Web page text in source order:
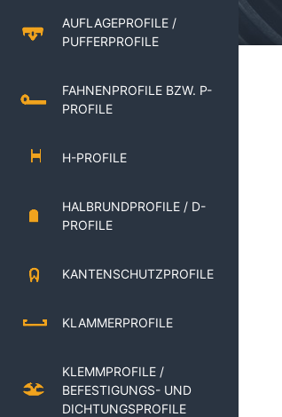
AUFLAGEPROFILE /
PUFFERPROFILE
FAHNENPROFILE BZW. P-
PROFILE
H-PROFILE
HALBRUNDPROFILE / D-
PROFILE
KANTENSCHUTZPROFILE
KLAMMERPROFILE
KLEMMPROFILE /
BEFESTIGUNGS- UND
DICHTUNGSPROFILE